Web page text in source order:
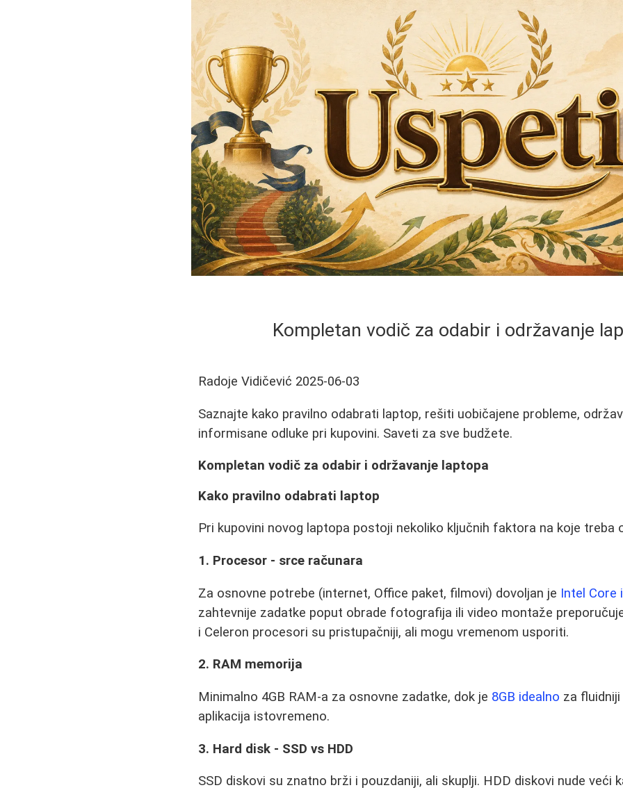
Kompletan vodič za odabir i održavanje
Radoje Vidičević 2025-06-03
Saznajte kako pravilno odabrati laptop, rešiti uobičajene probleme,
informisane odluke pri kupovini. Saveti za sve budžete.
Kompletan vodič za odabir i održavanje laptopa
Kako pravilno odabrati laptop
Pri kupovini novog laptopa postoji nekoliko ključnih faktora na koje treba
1. Procesor - srce računara
Za osnovne potrebe (internet, Office paket, filmovi) dovoljan je Intel Core
zahtevnije zadatke poput obrade fotografija ili video montaže
i Celeron procesori su pristupačniji, ali mogu vremenom usporiti.
2. RAM memorija
Minimalno 4GB RAM-a za osnovne zadatke, dok je 8GB idealno za
aplikacija istovremeno.
3. Hard disk - SSD vs HDD
SSD diskovi su znatno brži i pouzdaniji, ali skuplji. HDD diskovi nude veći